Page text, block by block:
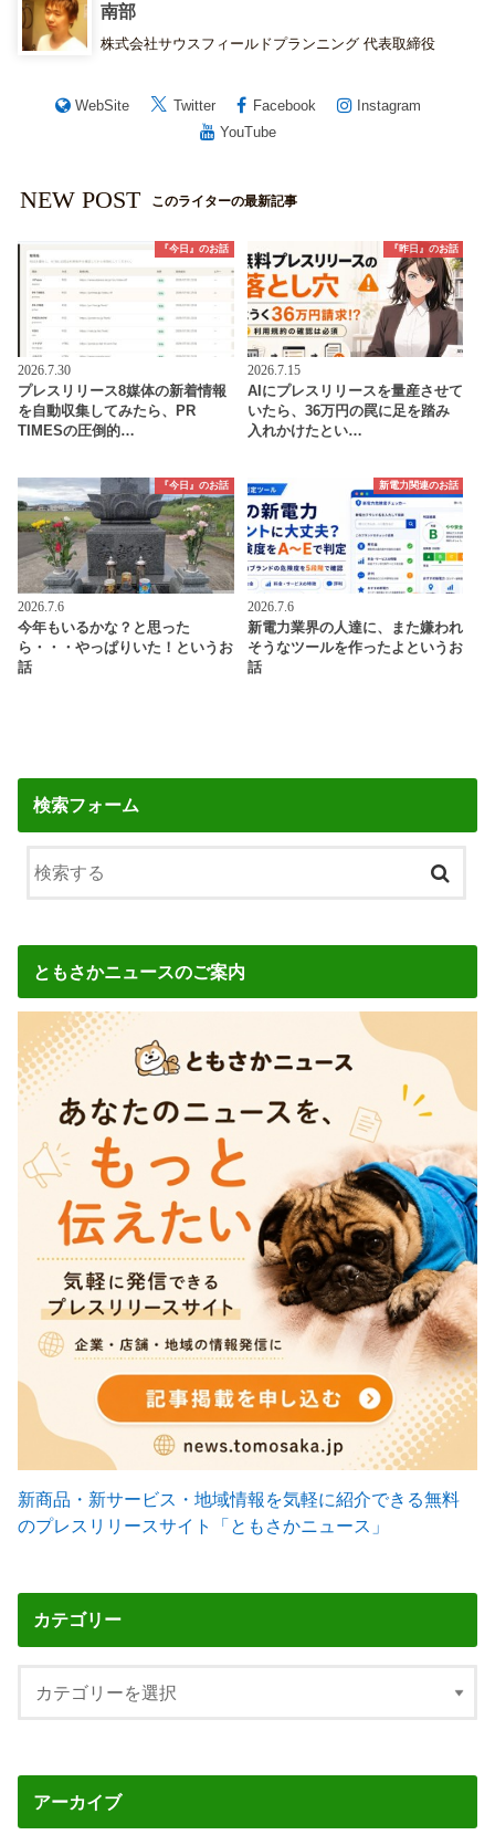
南部
株式会社サウスフィールドプランニング 代表取締役
WebSite Twitter Facebook
Instagram
YouTube
NEW POST このライターの最新記事
『今日』のお話
2026.7.30
プレスリリース8媒体の新着情報
を自動収集してみたら、PR
TIMESの圧倒的…
『昨日』のお話
2026.7.15
AIにプレスリリースを量産させて
いたら、36万円の罠に足を踏み
入れかけたとい…
『今日』のお話
2026.7.6
今年もいるかな？と思った
ら・・・やっぱりいた！というお
話
新電力関連のお話
2026.7.6
新電力業界の人達に、また嫌われ
そうなツールを作ったよというお
話
検索フォーム
ともさかニュースのご案内
新商品・新サービス・地域情報を気軽に紹介できる無料
のプレスリリースサイト「ともさかニュース」
カテゴリー
アーカイブ